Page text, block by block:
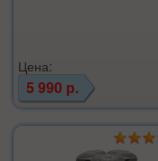
Цена:
5 990 р.